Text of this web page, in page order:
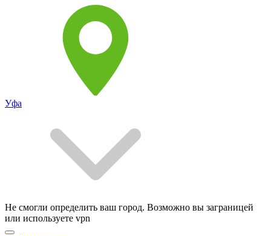
Уфа
Не смогли определить ваш город. Возможно вы заграницей
или используете vpn